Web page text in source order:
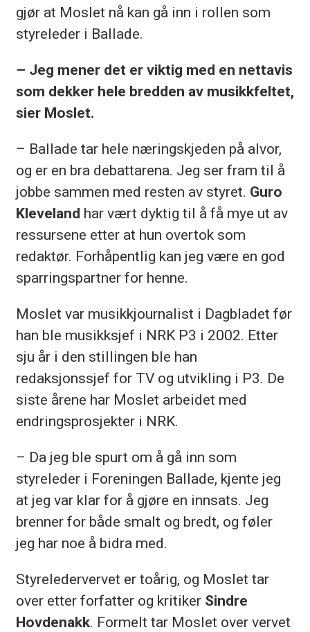
gjør at Moslet nå kan gå inn i rollen som
styreleder i Ballade.
– Jeg mener det er viktig med en nettavis
som dekker hele bredden av musikkfeltet,
sier Moslet.
– Ballade tar hele næringskjeden på alvor,
og er en bra debattarena. Jeg ser fram til å
jobbe sammen med resten av styret. Guro
Kleveland har vært dyktig til å få mye ut av
ressursene etter at hun overtok som
redaktør. Forhåpentlig kan jeg være en god
sparringspartner for henne.
Moslet var musikkjournalist i Dagbladet før
han ble musikksjef i NRK P3 i 2002. Etter
sju år i den stillingen ble han
redaksjonssjef for TV og utvikling i P3. De
siste årene har Moslet arbeidet med
endringsprosjekter i NRK.
– Da jeg ble spurt om å gå inn som
styreleder i Foreningen Ballade, kjente jeg
at jeg var klar for å gjøre en innsats. Jeg
brenner for både smalt og bredt, og føler
jeg har noe å bidra med.
Styreledervervet er toårig, og Moslet tar
over etter forfatter og kritiker Sindre
Hovdenakk. Formelt tar Moslet over vervet